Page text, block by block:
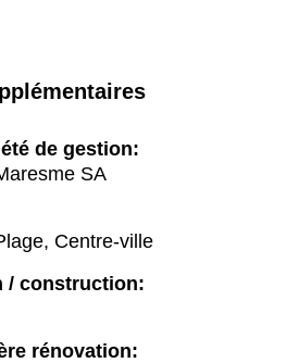
de gestion:
SA
Centre-ville
/ construction:
rénovation: